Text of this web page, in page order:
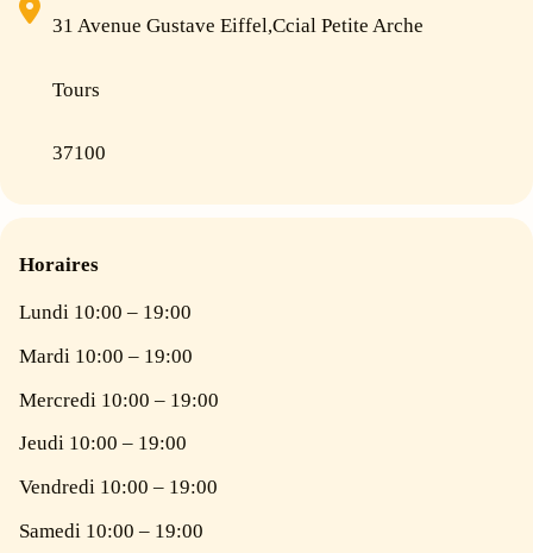
31 Avenue Gustave Eiffel,Ccial Petite Arche
Tours
37100
Horaires
Lundi 10:00 – 19:00
Mardi 10:00 – 19:00
Mercredi 10:00 – 19:00
Jeudi 10:00 – 19:00
Vendredi 10:00 – 19:00
Samedi 10:00 – 19:00